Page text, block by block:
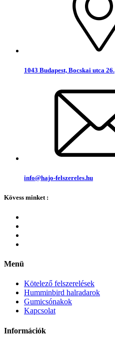
1043 Budapest, Bocskai utca 26.
info@hajo-felszereles.hu
Kövess minket :
Menü
Kötelező felszerelések
Humminbird halradarok
Gumicsónakok
Kapcsolat
Információk